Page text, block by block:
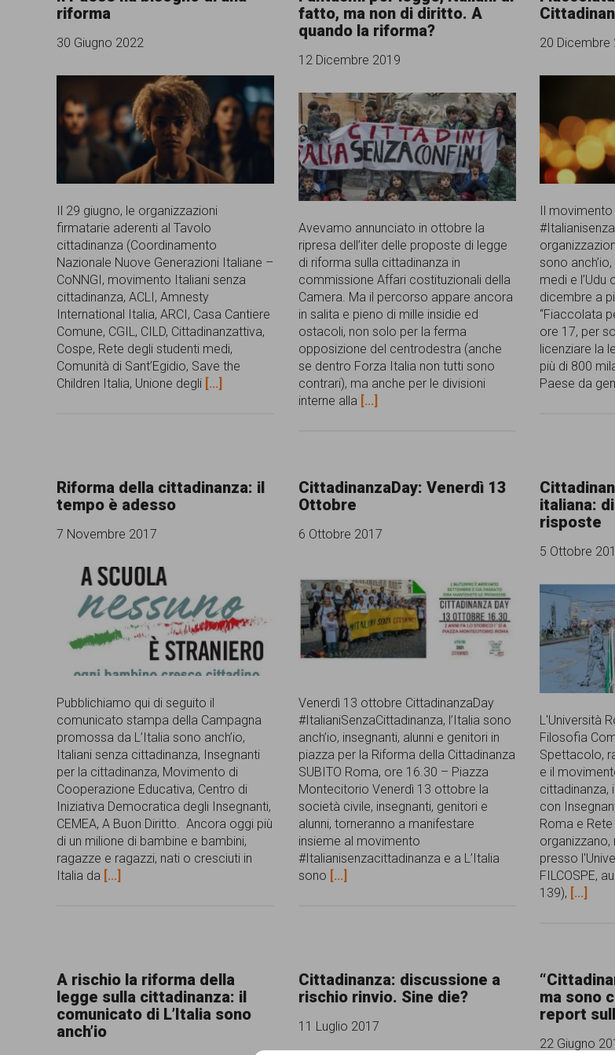
comunicazione
specificamente
dedicato
al
fenomeno
del
razzismo
curato
da
Lunaria
in
collaborazione
con
persone,
che
si
battono
pari
opportunità
garanzia
dei
diritti
di
cittadinanza
per
tutti.
riforma
30 Giugno 2022
Il 29 giugno, le organizzazioni
firmatarie aderenti al Tavolo
cittadinanza (Coordinamento
Nazionale Nuove Generazioni Italiane –
CoNNGI, movimento Italiani senza
cittadinanza, ACLI, Amnesty
International Italia, ARCI, Casa Cantiere
Comune, CGIL, CILD, Cittadinanzattiva,
Cospe, Rete degli studenti medi,
Comunità di Sant’Egidio, Save the
Children Italia, Unione degli [...]
fatto, ma non di diritto. A
quando la riforma?
12 Dicembre 2019
Avevamo annunciato in ottobre la
ripresa dell’iter delle proposte di legge
di riforma sulla cittadinanza in
commissione Affari costituzionali della
Camera. Ma il percorso appare ancora
in salita e pieno di mille insidie ed
ostacoli, non solo per la ferma
opposizione del centrodestra (anche
se dentro Forza Italia non tutti sono
contrari), ma anche per le divisioni
interne alla [...]
20 Dicembre
Il movimento
sono
medi e l’Udu
dicembre a
“Fiaccolata
ore 17, per
licenziare la
più di 800
Paese da
Riforma della cittadinanza: il
tempo è adesso
7 Novembre 2017
Pubblichiamo qui di seguito il
comunicato stampa della Campagna
promossa da L’Italia sono anch’io,
Italiani senza cittadinanza, Insegnanti
per la cittadinanza, Movimento di
Cooperazione Educativa, Centro di
Iniziativa Democratica degli Insegnanti,
CEMEA, A Buon Diritto. Ancora oggi più
di un milione di bambine e bambini,
ragazze e ragazzi, nati o cresciuti in
Italia da [...]
CittadinanzaDay: Venerdì 13
Ottobre
6 Ottobre 2017
Venerdì 13 ottobre CittadinanzaDay
#ItalianiSenzaCittadinanza, l’Italia sono
anch’io, insegnanti, alunni e genitori in
piazza per la Riforma della Cittadinanza
SUBITO Roma, ore 16.30 – Piazza
Montecitorio Venerdì 13 ottobre la
società civile, insegnanti, genitori e
alunni, torneranno a manifestare
insieme al movimento
#Italianisenzacittadinanza e a L’Italia
sono [...]
italiana:
risposte
5 Ottobre
L'Università
Filosofia
Spettacolo,
e il
cittadinanza,
con
Roma e
presso
FILCOSPE,
139), [...]
A rischio la riforma della
legge sulla cittadinanza: il
comunicato di L’Italia sono
anch’io
Cittadinanza: discussione a
rischio rinvio. Sine die?
11 Luglio 2017
ma sono
report
22 Giugno